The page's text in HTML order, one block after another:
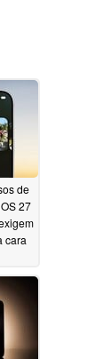
de
27
cara